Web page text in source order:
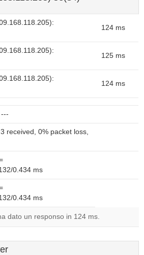
124 ms
125 ms
124 ms
received, 0% packet loss,
0.434 ms
0.434 ms
dato un responso in 124 ms.